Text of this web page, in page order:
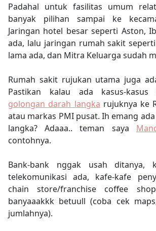
Padahal untuk fasilitas umum
banyak pilihan sampai ke
Jaringan hotel besar seperti Aston,
ada, lalu jaringan rumah sakit
lama ada, dan Mitra Keluarga sudah
Rumah sakit rujukan utama juga
Pastikan kalau ada kasus-kasus
golongan darah langka rujuknya ke
atau markas PMI pusat. Ih emang
langka? Adaaa.. teman saya
contohnya.
Bank-bank nggak usah ditanya,
telekomunikasi ada, kafe-kafe
chain store/franchise coffee
banyaaakkk betuull (coba cek
jumlahnya).